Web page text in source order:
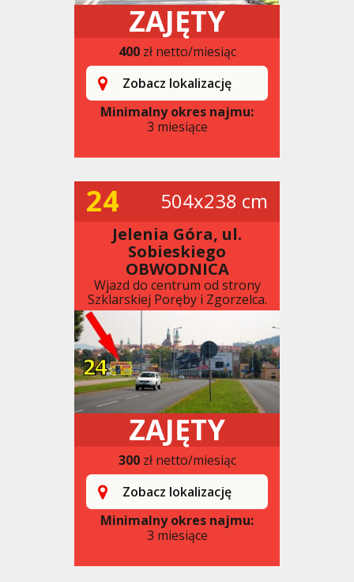
ZAJĘTY
400zł netto/miesiąc
Zobacz lokalizację
Minimalny okres najmu:
3 miesiące
24 504x238 cm
Jelenia Góra, ul.
Sobieskiego
OBWODNICA
Wjazd do centrum od strony
Szklarskiej Poręby i Zgorzelca.
ZAJĘTY
300zł netto/miesiąc
Zobacz lokalizację
Minimalny okres najmu:
3 miesiące